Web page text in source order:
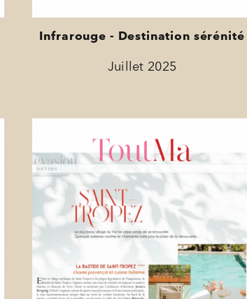
Infrarouge - Destination sérénité
Juillet 2025